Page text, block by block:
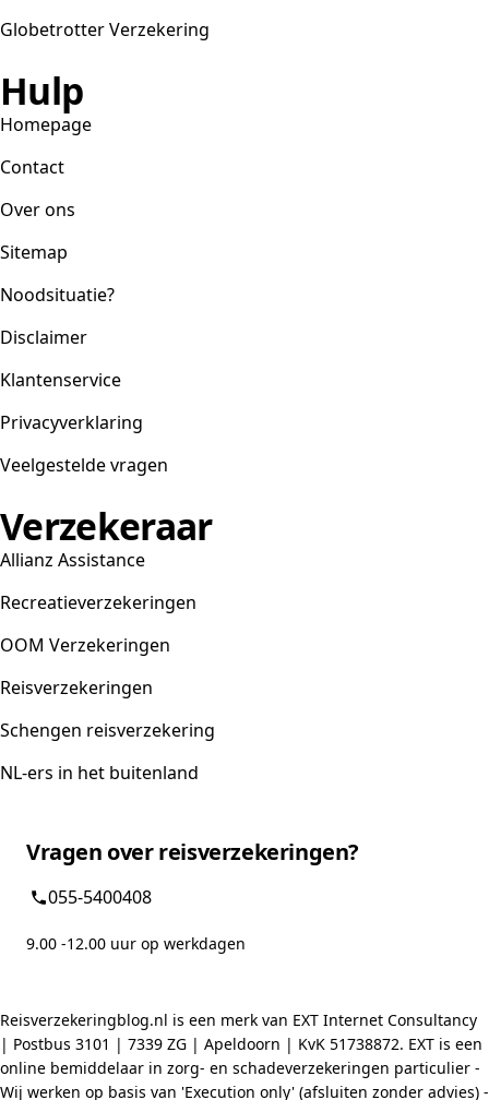
Globetrotter Verzekering
Hulp
Homepage
Contact
Over ons
Sitemap
Noodsituatie?
Disclaimer
Klantenservice
Privacyverklaring
Veelgestelde vragen
Verzekeraar
Allianz Assistance
Recreatieverzekeringen
OOM Verzekeringen
Reisverzekeringen
Schengen reisverzekering
NL-ers in het buitenland
Vragen over reisverzekeringen?
055-5400408
9.00 -12.00 uur op werkdagen
Reisverzekeringblog.nl is een merk van EXT Internet Consultancy
| Postbus 3101 | 7339 ZG | Apeldoorn | KvK 51738872. EXT is een
online bemiddelaar in zorg- en schadeverzekeringen particulier -
Wij werken op basis van 'Execution only' (afsluiten zonder advies) -